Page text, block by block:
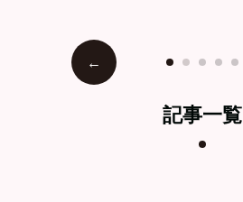
記事一覧